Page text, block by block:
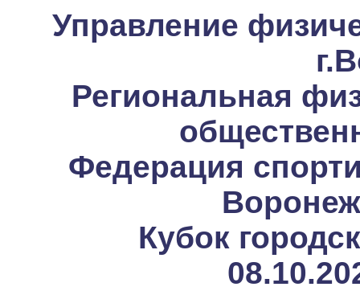
Управление
Региональная
Федерация
Кубок